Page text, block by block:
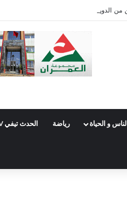
الناس و الحياة رياضة الحدث تيفي TV